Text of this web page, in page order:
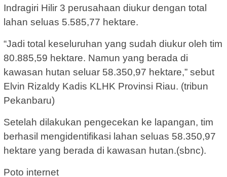
Indragiri Hilir 3 perusahaan diukur dengan total
lahan seluas 5.585,77 hektare.
“Jadi total keseluruhan yang sudah diukur oleh tim
80.885,59 hektare. Namun yang berada di
kawasan hutan seluar 58.350,97 hektare,” sebut
Elvin Rizaldy Kadis KLHK Provinsi Riau. (tribun
Pekanbaru)
Setelah dilakukan pengecekan ke lapangan, tim
berhasil mengidentifikasi lahan seluas 58.350,97
hektare yang berada di kawasan hutan.(sbnc).
Poto internet